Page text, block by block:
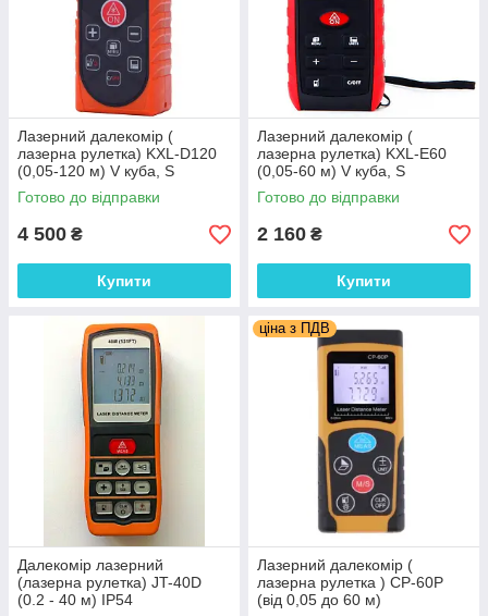
Лазерний далекомір (
лазерна рулетка) KXL-D120
(0,05-120 м) V куба, S
прямокутника, довжина,
гіпотеннуза
Готово до відправки
4 500 ₴
Купити
Лазерний далекомір (
лазерна рулетка) KXL-E60
(0,05-60 м) V куба, S
прямокутника, довжина,
гіпотензу, кут
Готово до відправки
2 160 ₴
Купити
Далекомір лазерний
(лазерна рулетка) JT-40D
(0.2 - 40 м) IP54
ціна з ПДВ
Лазерний далекомір (
лазерна рулетка ) CP-60P
(від 0,05 до 60 м)